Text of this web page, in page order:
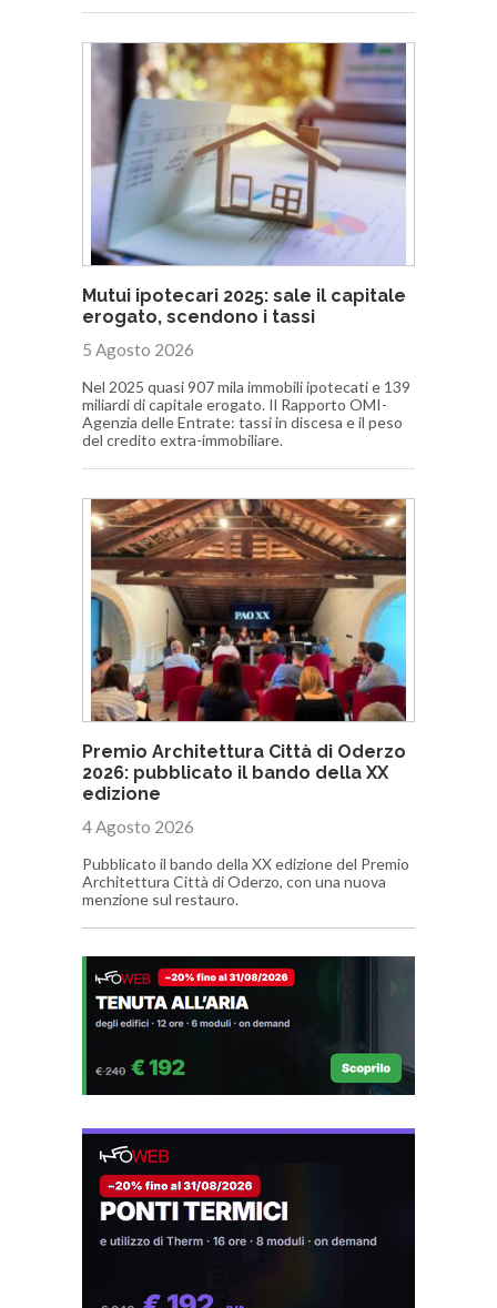
Mutui ipotecari 2025: sale il capitale
erogato, scendono i tassi
5 Agosto 2026
Nel 2025 quasi 907 mila immobili ipotecati e 139
miliardi di capitale erogato. Il Rapporto OMI-
Agenzia delle Entrate: tassi in discesa e il peso
del credito extra-immobiliare.
Premio Architettura Città di Oderzo
2026: pubblicato il bando della XX
edizione
4 Agosto 2026
Pubblicato il bando della XX edizione del Premio
Architettura Città di Oderzo, con una nuova
menzione sul restauro.